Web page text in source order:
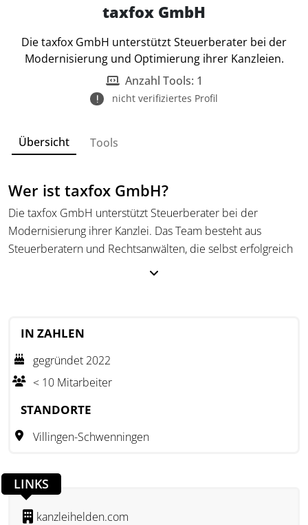
taxfox GmbH
Die taxfox GmbH unterstützt Steuerberater bei der
Modernisierung und Optimierung ihrer Kanzleien.
Anzahl Tools: 1
nicht verifiziertes Profil
Übersicht Tools
Wer ist taxfox GmbH?
Die taxfox GmbH unterstützt Steuerberater bei der
Modernisierung ihrer Kanzlei. Das Team besteht aus
Steuerberatern und Rechtsanwälten, die selbst erfolgreich
Erfahrungen aus der Praxis weiter. Ihr Ziel ist es,
begleiten.
IN ZAHLEN
gegründet 2022
< 10 Mitarbeiter
STANDORTE
Villingen-Schwenningen
LINKS
kanzleihelden.com